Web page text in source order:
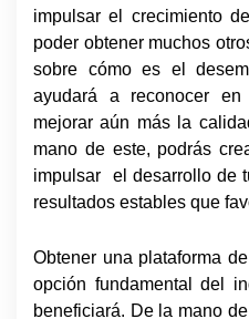
impulsar el crecimiento
poder obtener muchos
sobre cómo es el
ayudará a reconocer
mejorar aún más la
mano de este, podrás
impulsar
el desarrollo de
resultados estables que
Obtener una plataforma
opción fundamental del
beneficiará. De la mano